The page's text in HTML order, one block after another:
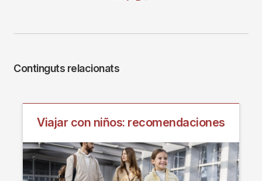
Continguts relacionats
Viajar con niños: recomendaciones